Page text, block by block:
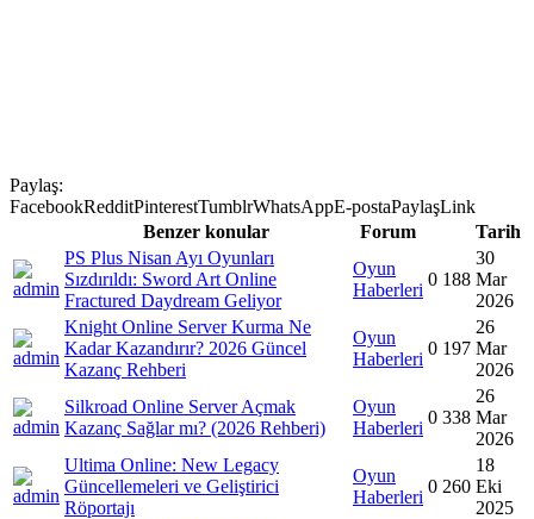
Paylaş:
FacebookRedditPinterestTumblrWhatsAppE-postaPaylaşLink
Benzer konular
Forum
Tarih
PS Plus Nisan Ayı Oyunları
Sızdırıldı: Sword Art Online
Fractured Daydream Geliyor
Oyun
Haberleri
0 188
30
Mar
2026
Knight Online Server Kurma Ne
Kadar Kazandırır? 2026 Güncel
Kazanç Rehberi
Oyun
Haberleri
0 197
26
Mar
2026
Silkroad Online Server Açmak
Kazanç Sağlar mı? (2026 Rehberi)
Oyun
Haberleri
0 338
26
Mar
2026
Ultima Online: New Legacy
Güncellemeleri ve Geliştirici
Röportajı
Oyun
Haberleri
0 260
18
Eki
2025